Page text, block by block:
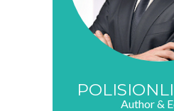
Author &